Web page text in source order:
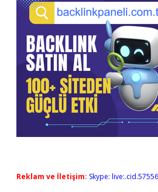
Reklam ve İletişim: Skype: